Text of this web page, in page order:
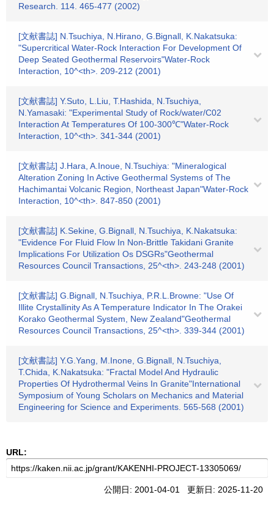
Research. 114. 465-477 (2002)
[文献書誌] N.Tsuchiya, N.Hirano, G.Bignall, K.Nakatsuka:
"Supercritical Water-Rock Interaction For Development Of
Deep Seated Geothermal Reservoirs"Water-Rock
Interaction, 10^<th>. 209-212 (2001)
[文献書誌] Y.Suto, L.Liu, T.Hashida, N.Tsuchiya,
N.Yamasaki: "Experimental Study of Rock/water/C02
Interaction At Temperatures Of 100-300℃"Water-Rock
Interaction, 10^<th>. 341-344 (2001)
[文献書誌] J.Hara, A.Inoue, N.Tsuchiya: "Mineralogical
Alteration Zoning In Active Geothermal Systems of The
Hachimantai Volcanic Region, Northeast Japan"Water-Rock
Interaction, 10^<th>. 847-850 (2001)
[文献書誌] K.Sekine, G.Bignall, N.Tsuchiya, K.Nakatsuka:
"Evidence For Fluid Flow In Non-Brittle Takidani Granite
Implications For Utilization Os DSGRs"Geothermal
Resources Council Transactions, 25^<th>. 243-248 (2001)
[文献書誌] G.Bignall, N.Tsuchiya, P.R.L.Browne: "Use Of
Illite Crystallinity As A Temperature Indicator In The Orakei
Korako Geothermal System, New Zealand"Geothermal
Resources Council Transactions, 25^<th>. 339-344 (2001)
[文献書誌] Y.G.Yang, M.Inone, G.Bignall, N.Tsuchiya,
T.Chida, K.Nakatsuka: "Fractal Model And Hydraulic
Properties Of Hydrothermal Veins In Granite"International
Symposium of Young Scholars on Mechanics and Material
Engineering for Science and Experiments. 565-568 (2001)
URL:
公開日: 2001-04-01 更新日: 2025-11-20